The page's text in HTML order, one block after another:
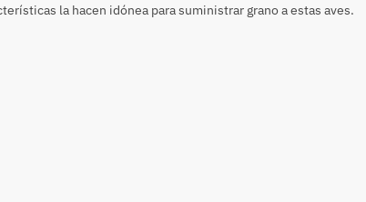
la hacen idónea para suministrar grano a estas aves.